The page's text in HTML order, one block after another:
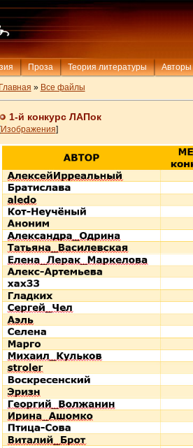
Проза Теория литературы Авторы
Главная » Все файлы
1-й конкурс ЛАПок
[Изображения]